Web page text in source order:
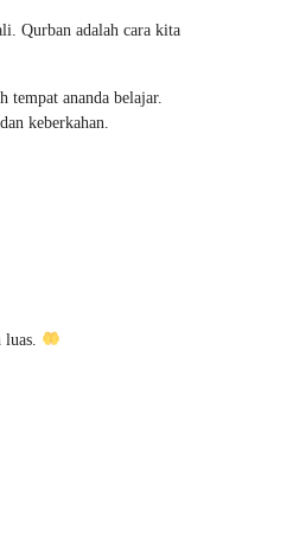
Qurban adalah cara kita
ananda belajar.
keberkahan.